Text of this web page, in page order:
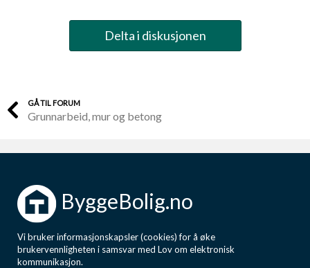
Delta i diskusjonen
GÅ TIL FORUM
Grunnarbeid, mur og betong
ByggeBolig.no
Vi bruker informasjonskapsler (cookies) for å øke
brukervennligheten i samsvar med Lov om elektronisk
kommunikasjon.